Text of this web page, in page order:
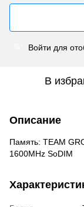
Войти для
В
Описание
Память: TEAM
1600MHz SоDІM